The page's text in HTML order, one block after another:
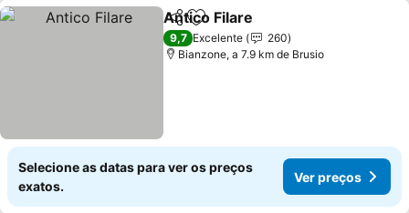
PartilharAdicionar aos favoritos
Antico Filare
9,7 Excelente
260
Bianzone, a 7.9 km de Brusio
Selecione as datas para ver os preços
exatos.
Ver preços